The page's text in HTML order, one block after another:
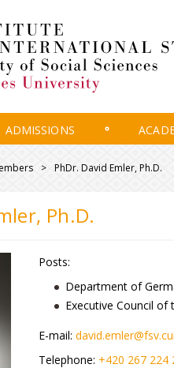
ADMISSIONS
PhDr. David Emler, Ph.D.
Ph.D.
Posts:
Department of
Executive Council of
E-mail:
Telephone: +420 267 224